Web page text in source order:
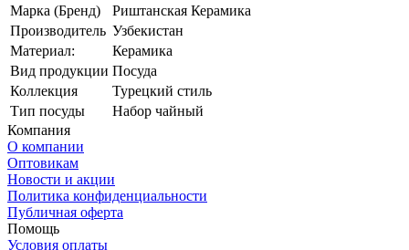
Марка (Бренд)
Риштанская Керамика
Производитель Узбекистан
Материал:
Керамика
Вид продукции Посуда
Коллекция
Турецкий стиль
Тип посуды
Набор чайный
Компания
О компании
Оптовикам
Новости и акции
Политика конфиденциальности
Публичная оферта
Помощь
Условия оплаты